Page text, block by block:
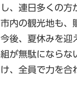
し、連日多くの方
市内の観光地も、
今後、夏休みを迎
組が無駄にならな
け、全員で力を合